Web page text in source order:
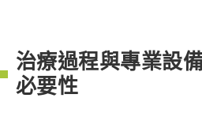
治療過程與專業設
必要性